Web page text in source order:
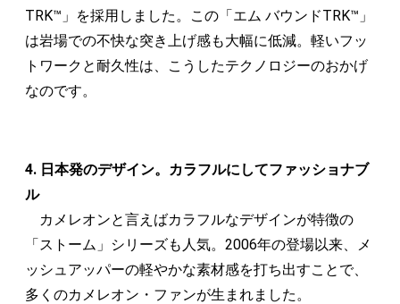
TRK™」を採用しました。この「エム バウンドTRK™」
は岩場での不快な突き上げ感も大幅に低減。軽いフッ
トワークと耐久性は、こうしたテクノロジーのおかげ
なのです。
4. 日本発のデザイン。カラフルにしてファッショナブ
ル
カメレオンと言えばカラフルなデザインが特徴の
「ストーム」シリーズも人気。2006年の登場以来、メ
ッシュアッパーの軽やかな素材感を打ち出すことで、
多くのカメレオン・ファンが生まれました。